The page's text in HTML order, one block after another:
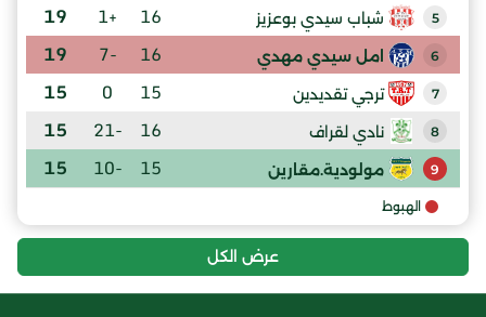
5 شباب سيدي بوعزيز 16
+1
19
6 امل سيدي مهدي 16
-7
19
7 ترجي تقديدين 15
0
15
8 نادي لقراف 16
-21
15
9 مولودية.مقارين 15
-10
15
الهبوط
عرض الكل